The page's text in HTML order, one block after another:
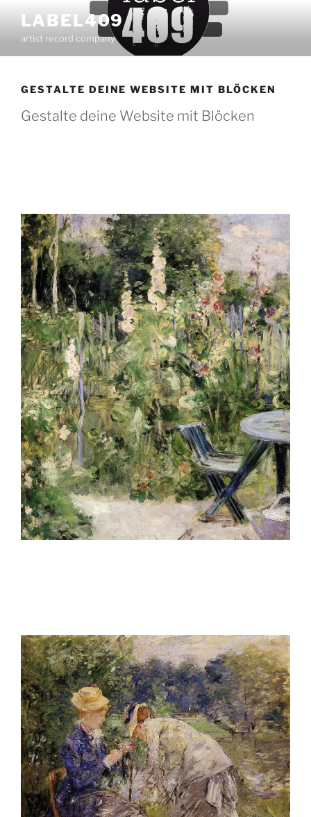
Inhalt
springen
LABEL409
artist record company
GESTALTE DEINE WEBSITE MIT BLÖCKEN
Gestalte deine Website mit Blöcken